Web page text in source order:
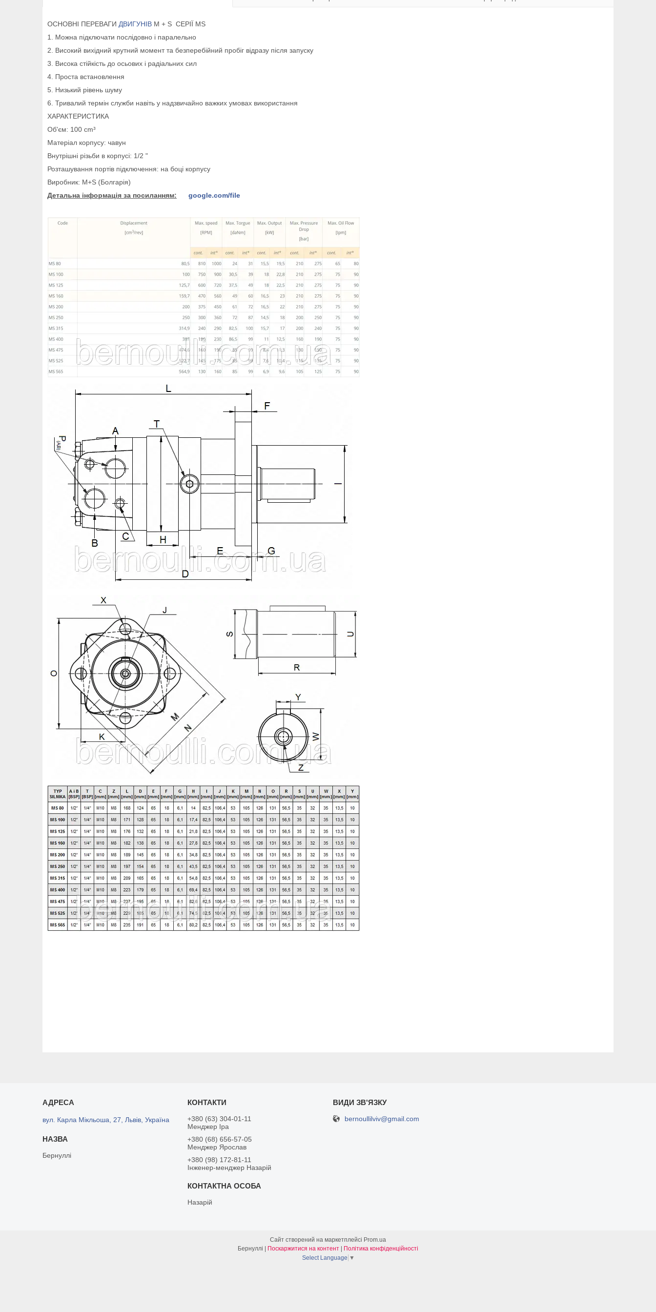
ОСНОВНІ ПЕРЕВАГИ ДВИГУНІВ M + S СЕРІЇ МS
1. Можна підключати послідовно і паралельно
2. Високий вихідний крутний момент та безперебійний пробіг відразу після запуску
3. Висока стійкість до осьових і радіальних сил
4. Проста встановлення
5. Низький рівень шуму
6. Тривалий термін служби навіть у надзвичайно важких умовах використання
ХАРАКТЕРИСТИКА
Об'єм: 100 cm³
Матеріал корпусу: чавун
Внутрішні різьби в корпусі: 1/2 "
Розташування портів підключення: на боці корпусу
Виробник: M+S (Болгарія)
Детальна інформація за посиланням:
google.com/file
вул. Карла Мікльоша, 27, Львів, Україна
Бернуллі
+380 (63) 304-01-11
Менджер Іра
+380 (68) 656-57-05
Менджер Ярослав
+380 (98) 172-81-11
Інженер-менджер Назарій
Назарій
bernoullilviv@gmail.com
Сайт створений на маркетплейсі Prom.ua
Бернуллі | Поскаржитися на контент | Політика конфіденційності
Select Language ▼